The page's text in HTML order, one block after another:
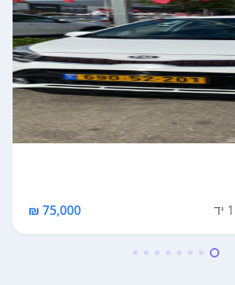
1 יד 75,000 ₪